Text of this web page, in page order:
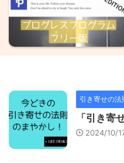
引き寄せの法
「引き寄
2024/10/